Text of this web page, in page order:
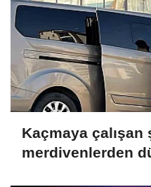
Kaçmaya çalışan
merdivenlerden